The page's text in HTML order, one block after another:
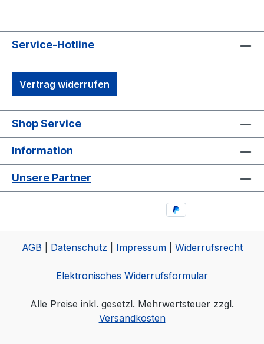
Service-Hotline
Vertrag widerrufen
Shop Service
Information
Unsere Partner
AGB Datenschutz Impressum| Widerrufsrecht
Elektronisches Widerrufsformular
Alle Preise inkl. gesetzl. Mehrwertsteuer zzgl.
Versandkosten